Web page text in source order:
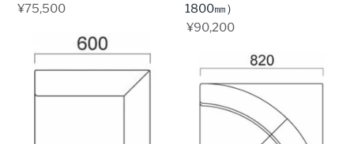
¥75,500
1800㎜）
¥90,200